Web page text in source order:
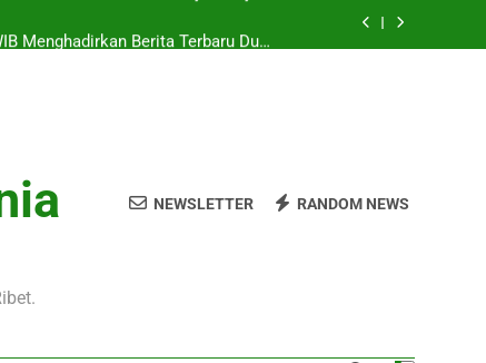
Terkenal Dari Inggris Dan Jerman
WIB Bersama Jalalive Dengan
WIB di Jalalive Menjadi Sajian
Untuk Pecinta Sepak Bola Nasional
Menghadirkan Berita Terbaru Duel
Terkenal Dari Inggris Dan Jerman
WIB Lengkap dengan Preview
NEWSLETTER RANDOM NEWS